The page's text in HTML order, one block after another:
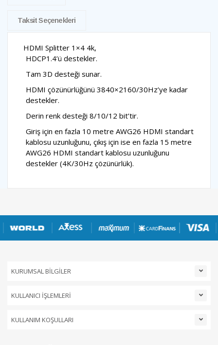
Taksit Seçenekleri
HDMI Splitter 1×4 4k,
HDCP1.4’ü destekler.
Tam 3D desteği sunar.
HDMI çözünürlüğünü 3840×2160/30Hz’ye kadar
destekler.
Derin renk desteği 8/10/12 bit’tir.
Giriş için en fazla 10 metre AWG26 HDMI standart
kablosu uzunluğunu, çıkış için ise en fazla 15 metre
AWG26 HDMI standart kablosu uzunluğunu
destekler (4K/30Hz çözünürlük).
KURUMSAL BİLGİLER
KULLANICI İŞLEMLERİ
KULLANIM KOŞULLARI